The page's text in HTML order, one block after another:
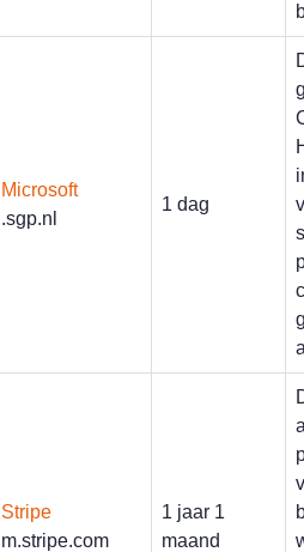
Microsoft
.sgp.nl
1 dag
Stripe
m.stripe.com
1 jaar 1
maand